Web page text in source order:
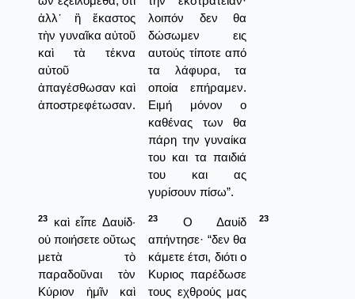
ἀλλ᾿ ἢ ἕκαστος
τὴν γυναῖκα αὐτοῦ
καὶ τὰ τέκνα
αὐτοῦ
ἀπαγέσθωσαν καὶ
ἀποστρεφέτωσαν.
λοιπόν δεν θα
δώσωμεν εις
αυτούς τίποτε από
τα λάφυρα, τα
οποία επήραμεν.
Ειμή μόνον ο
καθένας των θα
πάρη την γυναίκα
του και τα παιδιά
του και ας
γυρίσουν πίσω”.
23
καὶ εἶπε Δαυίδ·
οὐ ποιήσετε οὕτως
μετὰ τὸ
παραδοῦναι τὸν
Κύριον ἡμῖν καὶ
23
Ο Δαυίδ
απήντησε· “δεν θα
κάμετε έτσι, διότι ο
Κυριος παρέδωσε
τους εχθρούς μας
23